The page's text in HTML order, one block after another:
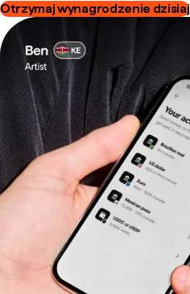
Otrzymaj wynagrodzenie dzisiaj